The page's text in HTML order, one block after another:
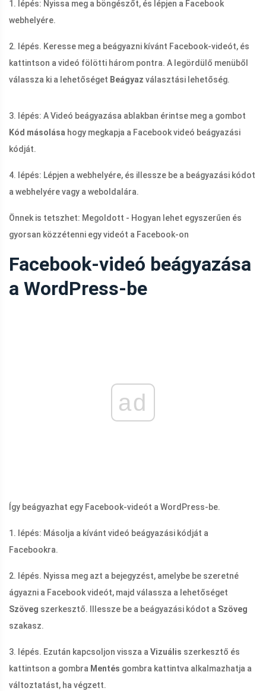
1. lépés: Nyissa meg a böngészőt, és lépjen a Facebook
webhelyére.
2. lépés. Keresse meg a beágyazni kívánt Facebook-videót, és
kattintson a videó fölötti három pontra. A legördülő menüből
válassza ki a lehetőséget Beágyaz választási lehetőség.
3. lépés: A Videó beágyazása ablakban érintse meg a gombot
Kód másolása hogy megkapja a Facebook videó beágyazási
kódját.
4. lépés: Lépjen a webhelyére, és illessze be a beágyazási kódot
a webhelyére vagy a weboldalára.
Önnek is tetszhet: Megoldott - Hogyan lehet egyszerűen és
gyorsan közzétenni egy videót a Facebook-on
Facebook-videó beágyazása
a WordPress-be
ad
Így beágyazhat egy Facebook-videót a WordPress-be.
1. lépés: Másolja a kívánt videó beágyazási kódját a
Facebookra.
2. lépés. Nyissa meg azt a bejegyzést, amelybe be szeretné
ágyazni a Facebook videót, majd válassza a lehetőséget
Szöveg szerkesztő. Illessze be a beágyazási kódot a Szöveg
szakasz.
3. lépés. Ezután kapcsoljon vissza a Vizuális szerkesztő és
kattintson a gombra Mentés gombra kattintva alkalmazhatja a
változtatást, ha végzett.